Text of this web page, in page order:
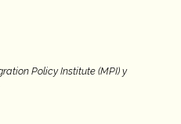
Policy Institute (MPI) y